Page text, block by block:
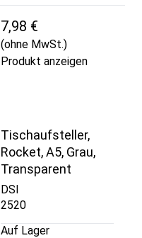
7,98 €
(ohne MwSt.)
Produkt anzeigen
Tischaufsteller,
Rocket, A5, Grau,
Transparent
DSI
2520
Auf Lager